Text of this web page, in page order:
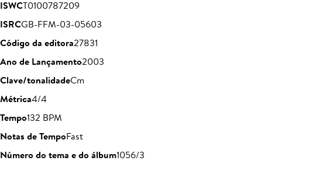
ISWCT0100787209
ISRCGB-FFM-03-05603
Código da editora27831
Ano de Lançamento2003
Clave/tonalidadeCm
Métrica4/4
Tempo132 BPM
Notas de TempoFast
Número do tema e do álbum1056/3